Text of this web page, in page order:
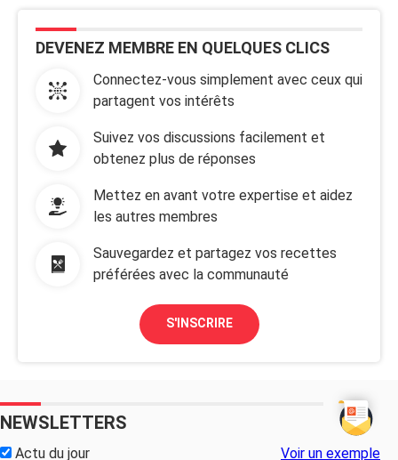
DEVENEZ MEMBRE EN QUELQUES CLICS
Connectez-vous simplement avec ceux qui
partagent vos intérêts
Suivez vos discussions facilement et
obtenez plus de réponses
Mettez en avant votre expertise et aidez
les autres membres
Sauvegardez et partagez vos recettes
préférées avec la communauté
S'INSCRIRE
NEWSLETTERS
Actu du jour Voir un exemple